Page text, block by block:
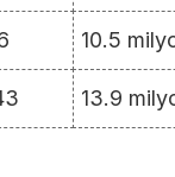
10.5
13.9